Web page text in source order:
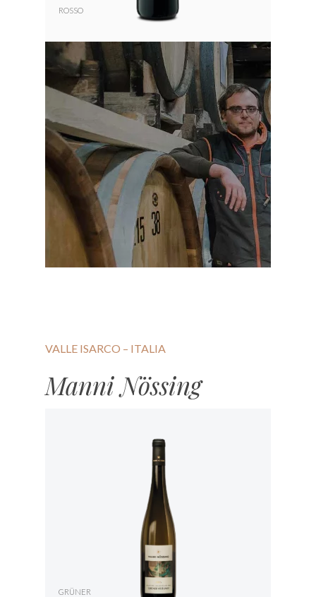
ROSSO
VALLE ISARCO – ITALIA
Manni Nössing
GRÜNER